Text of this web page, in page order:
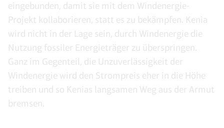
eingebunden, damit sie mit dem Windenergie-
Projekt kollaborieren, statt es zu bekämpfen. Kenia
wird nicht in der Lage sein, durch Windenergie die
Nutzung fossiler Energieträger zu überspringen.
Ganz im Gegenteil, die Unzuverlässigkeit der
Windenergie wird den Strompreis eher in die Höhe
treiben und so Kenias langsamen Weg aus der Armut
bremsen.